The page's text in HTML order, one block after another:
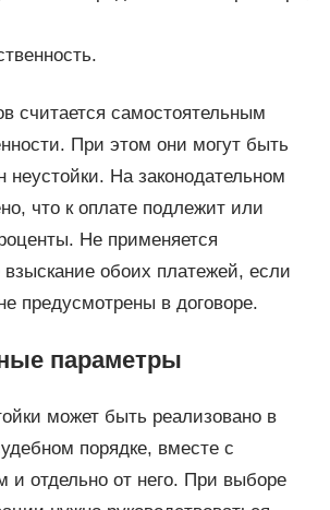
считается самостоятельным
При этом они могут быть
неустойки. На законодательном
что к оплате подлежит или
Не применяется
обоих платежей, если
предусмотрены в договоре.
параметры
может быть реализовано в
порядке, вместе с
и отдельно от него. При выборе